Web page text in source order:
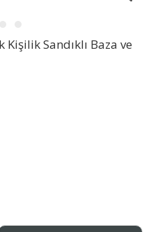
Kişilik Sandıklı Baza ve